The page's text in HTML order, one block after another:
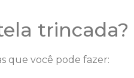
trincada?
que você pode fazer: